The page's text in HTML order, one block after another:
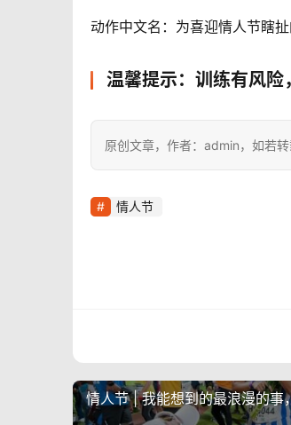
动作中文名：为喜迎情人节瞎
温馨提示：训练有风险
原创文章，作者：admin，如若
情人节
情人节 | 我能想到的最浪漫的事